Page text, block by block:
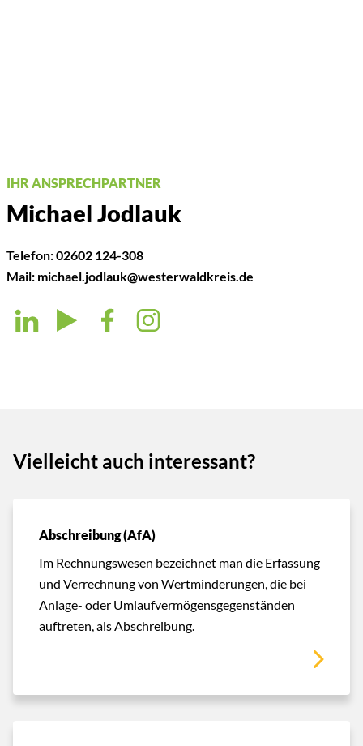
IHR ANSPRECHPARTNER
Michael Jodlauk
Telefon:02602 124-308
Mail: michael.jodlauk@westerwaldkreis.de
Vielleicht auch interessant?
Abschreibung (AfA)
Im Rechnungswesen bezeichnet man die Erfassung
und Verrechnung von Wertminderungen, die bei
Anlage- oder Umlaufvermögensgegenständen
auftreten, als Abschreibung.